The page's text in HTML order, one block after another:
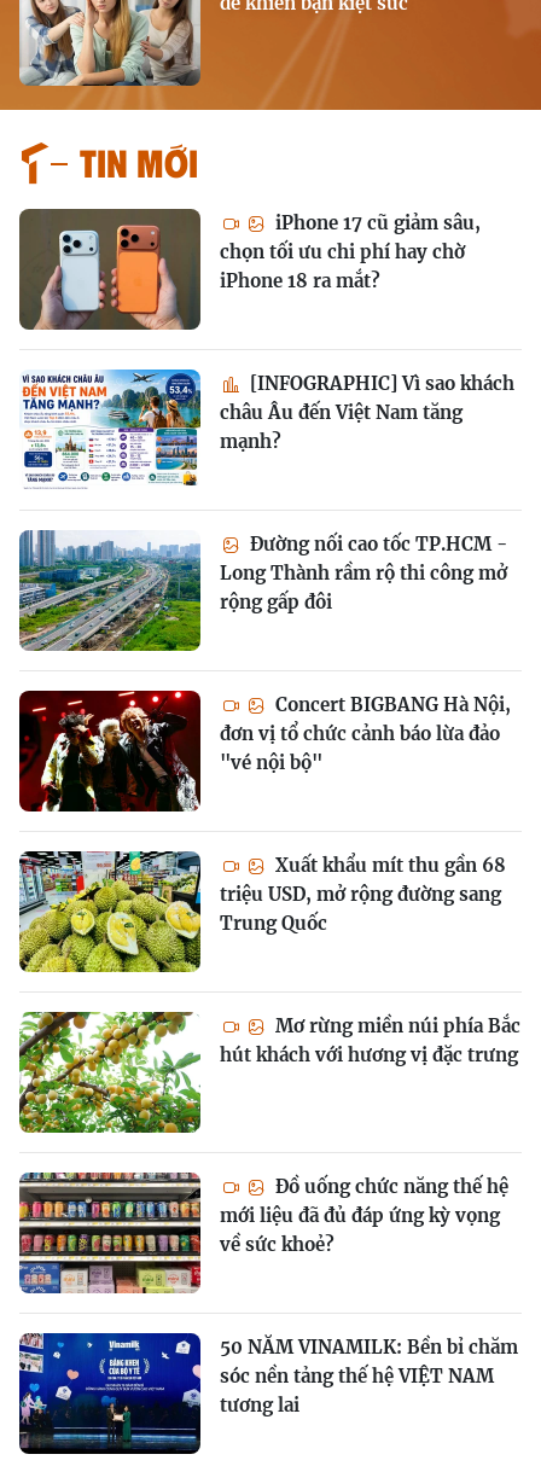
Tin mới
iPhone 17 cũ giảm sâu,
chọn tối ưu chi phí hay chờ
iPhone 18 ra mắt?
[INFOGRAPHIC] Vì sao khách
châu Âu đến Việt Nam tăng
mạnh?
Đường nối cao tốc TP.HCM -
Long Thành rầm rộ thi công mở
rộng gấp đôi
Concert BIGBANG Hà Nội,
đơn vị tổ chức cảnh báo lừa đảo
"vé nội bộ"
Xuất khẩu mít thu gần 68
triệu USD, mở rộng đường sang
Trung Quốc
Mơ rừng miền núi phía Bắc
hút khách với hương vị đặc trưng
Đồ uống chức năng thế hệ
mới liệu đã đủ đáp ứng kỳ vọng
về sức khoẻ?
50 NĂM VINAMILK: Bền bỉ chăm
sóc nền tảng thế hệ VIỆT NAM
tương lai